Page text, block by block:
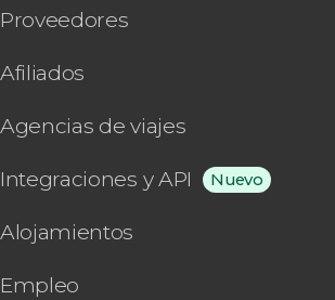
Proveedores
Afiliados
Agencias de viajes
Integraciones y API Nuevo
Alojamientos
Empleo